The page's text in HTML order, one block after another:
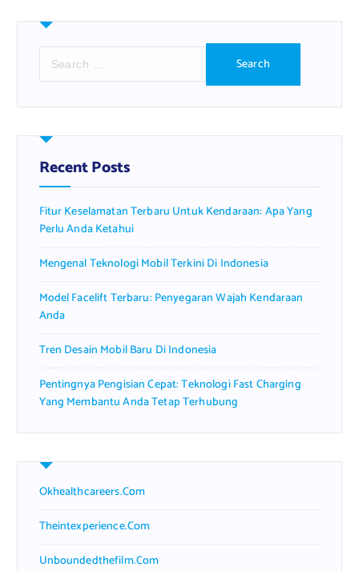
r
h
f
o
:
Recent Posts
Fitur Keselamatan Terbaru Untuk Kendaraan: Apa Yang
Perlu Anda Ketahui
Mengenal Teknologi Mobil Terkini Di Indonesia
Model Facelift Terbaru: Penyegaran Wajah Kendaraan
Anda
Tren Desain Mobil Baru Di Indonesia
Pentingnya Pengisian Cepat: Teknologi Fast Charging
Yang Membantu Anda Tetap Terhubung
Okhealthcareers.com
Theintexperience.com
Unboundedthefilm.com